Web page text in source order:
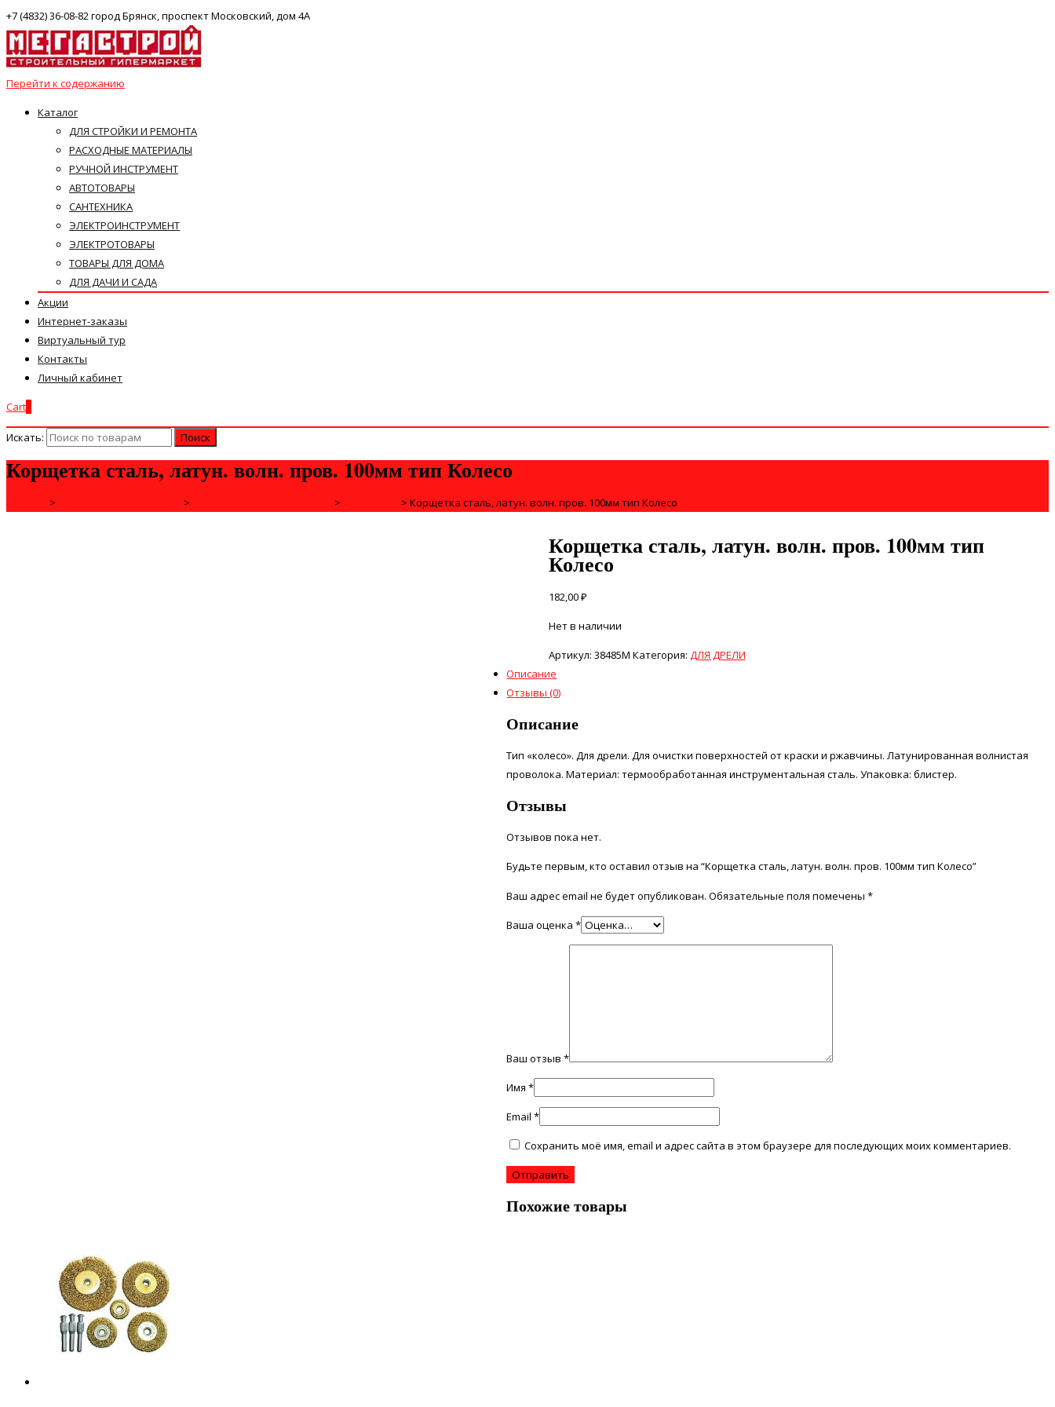
+7 (4832) 36-08-82 город Брянск, проспект Московский, дом 4А
Перейти к содержанию
Каталог
ДЛЯ СТРОЙКИ И РЕМОНТА
РАСХОДНЫЕ МАТЕРИАЛЫ
РУЧНОЙ ИНСТРУМЕНТ
АВТОТОВАРЫ
САНТЕХНИКА
ЭЛЕКТРОИНСТРУМЕНТ
ЭЛЕКТРОТОВАРЫ
ТОВАРЫ ДЛЯ ДОМА
ДЛЯ ДАЧИ И САДА
Акции
Интернет-заказы
Виртуальный тур
Контакты
Личный кабинет
Cart
Искать:
Корщетка сталь, латун. волн. пров. 100мм тип Колесо
> > > > Корщетка сталь, латун. волн. пров. 100мм тип Колесо
Корщетка сталь, латун. волн. пров. 100мм тип
Колесо
182,00₽
Нет в наличии
Артикул: 38485М Категория: ДЛЯ ДРЕЛИ
Описание
Отзывы (0)
Описание
Тип «колесо». Для дрели. Для очистки поверхностей от краски и ржавчины. Латунированная волнистая
проволока. Материал: термообработанная инструментальная сталь. Упаковка: блистер.
Отзывы
Отзывов пока нет.
Будьте первым, кто оставил отзыв на “Корщетка сталь, латун. волн. пров. 100мм тип Колесо”
Ваш адрес email не будет опубликован. Обязательные поля помечены*
Ваша оценка*
Ваш отзыв*
Имя*
Email*
Сохранить моё имя, email и адрес сайта в этом браузере для последующих моих комментариев.
Похожие товары